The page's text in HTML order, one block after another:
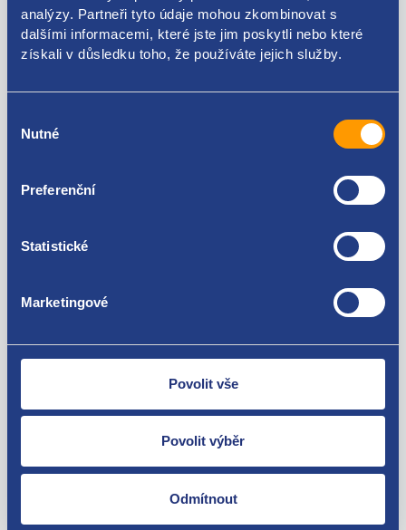
analýzy. Partneři tyto údaje mohou zkombinovat s
dalšími informacemi, které jste jim poskytli nebo které
získali v důsledku toho, že používáte jejich služby.
souhlasu
Nutné
Preferenční
Statistické
Marketingové
Povolit vše
Povolit výběr
Odmítnout
6U0945097C
Škoda Felicia
Nejste spokojeni? Vyřešíme to!
Zboží můžete vrátit do 60 dnů od
zakoupení. Nebo vám pošleme náhradu.